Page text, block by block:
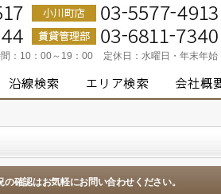
： 10：00～19：00 定休日： 水曜日・年末年始
の確認はお気軽にお問い合わせください。